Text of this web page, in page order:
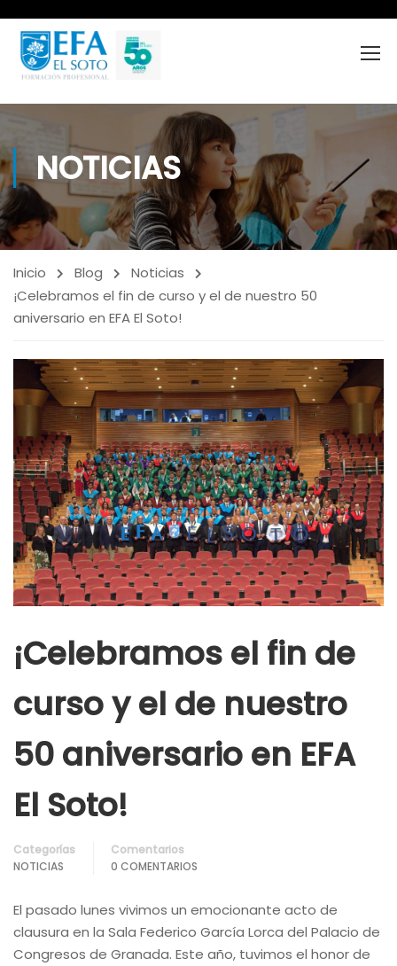
NOTICIAS
Inicio Blog
Noticias
¡Celebramos el fin de curso y el de nuestro 50
aniversario en EFA El Soto!
¡Celebramos el fin de
curso y el de nuestro
50 aniversario en EFA
El Soto!
Categorías
NOTICIAS
Comentarios
0 COMENTARIOS
El pasado lunes vivimos un emocionante acto de
clausura en la Sala Federico García Lorca del Palacio de
Congresos de Granada. Este año, tuvimos el honor de